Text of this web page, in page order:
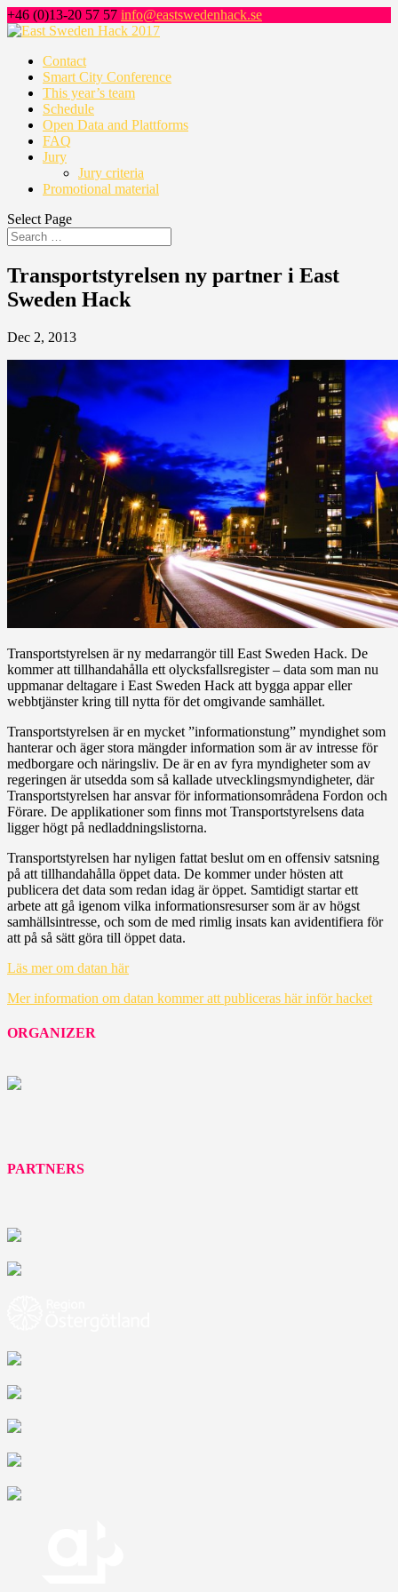
+46 (0)13-20 57 57 info@eastswedenhack.se
Contact
Smart City Conference
This year’s team
Schedule
Open Data and Plattforms
FAQ
Jury
Jury criteria
Promotional material
Select Page
Transportstyrelsen ny partner i East
Sweden Hack
Dec 2, 2013
Transportstyrelsen är ny medarrangör till East Sweden Hack. De
kommer att tillhandahålla ett olycksfallsregister – data som man nu
uppmanar deltagare i East Sweden Hack att bygga appar eller
webbtjänster kring till nytta för det omgivande samhället.
Transportstyrelsen är en mycket ”informationstung” myndighet som
hanterar och äger stora mängder information som är av intresse för
medborgare och näringsliv. De är en av fyra myndigheter som av
regeringen är utsedda som så kallade utvecklings­myndigheter, där
Transportstyrelsen har ansvar för informationsområdena Fordon och
Förare. De applikationer som finns mot Transportstyrelsens data
ligger högt på nedladdningslistorna.
Transportstyrelsen har nyligen fattat beslut om en offensiv satsning
på att tillhandahålla öppet data. De kommer under hösten att
publicera det data som redan idag är öppet. Samtidigt startar ett
arbete att gå igenom vilka informationsresurser som är av högst
samhällsintresse, och som de med rimlig insats kan avidentifiera för
att på så sätt göra till öppet data.
Läs mer om datan här
Mer information om datan kommer att publiceras här inför hacket
ORGANIZER
PARTNERS